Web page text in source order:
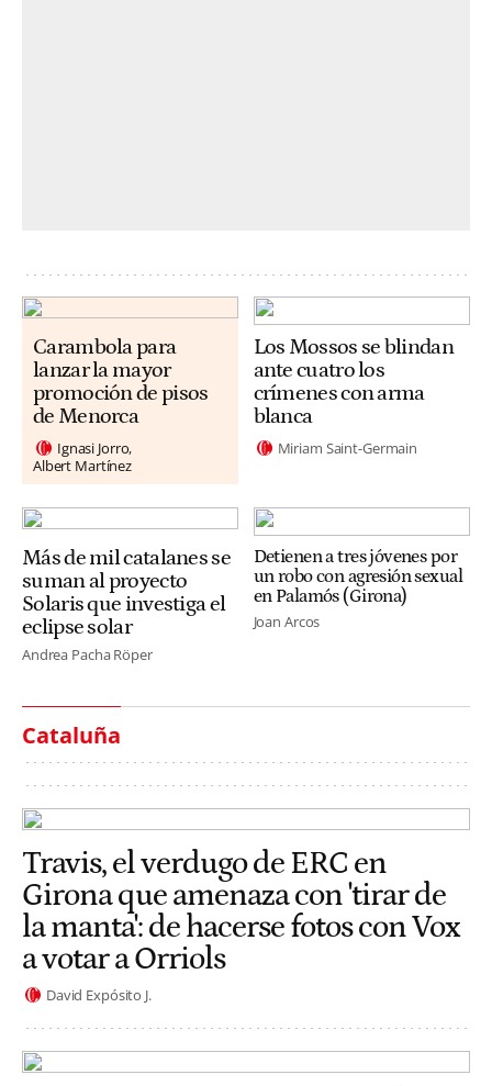
Carambola para
lanzar la mayor
promoción de pisos
de Menorca
Ignasi Jorro
Albert Martínez
Los Mossos se blindan
ante cuatro los
crímenes con arma
blanca
Miriam Saint-Germain
Más de mil catalanes se
suman al proyecto
Solaris que investiga el
eclipse solar
Andrea Pacha Röper
Detienen a tres jóvenes por
un robo con agresión sexual
en Palamós (Girona)
Joan Arcos
Cataluña
Travis, el verdugo de ERC en
Girona que amenaza con 'tirar de
la manta': de hacerse fotos con Vox
a votar a Orriols
David Expósito J.